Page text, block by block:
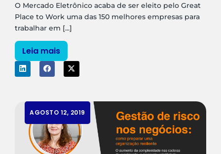
O Mercado Eletrônico acaba de ser eleito pelo Great
Place to Work uma das 150 melhores empresas para
trabalhar em [...]
Leia mais
AGOSTO 12, 2019